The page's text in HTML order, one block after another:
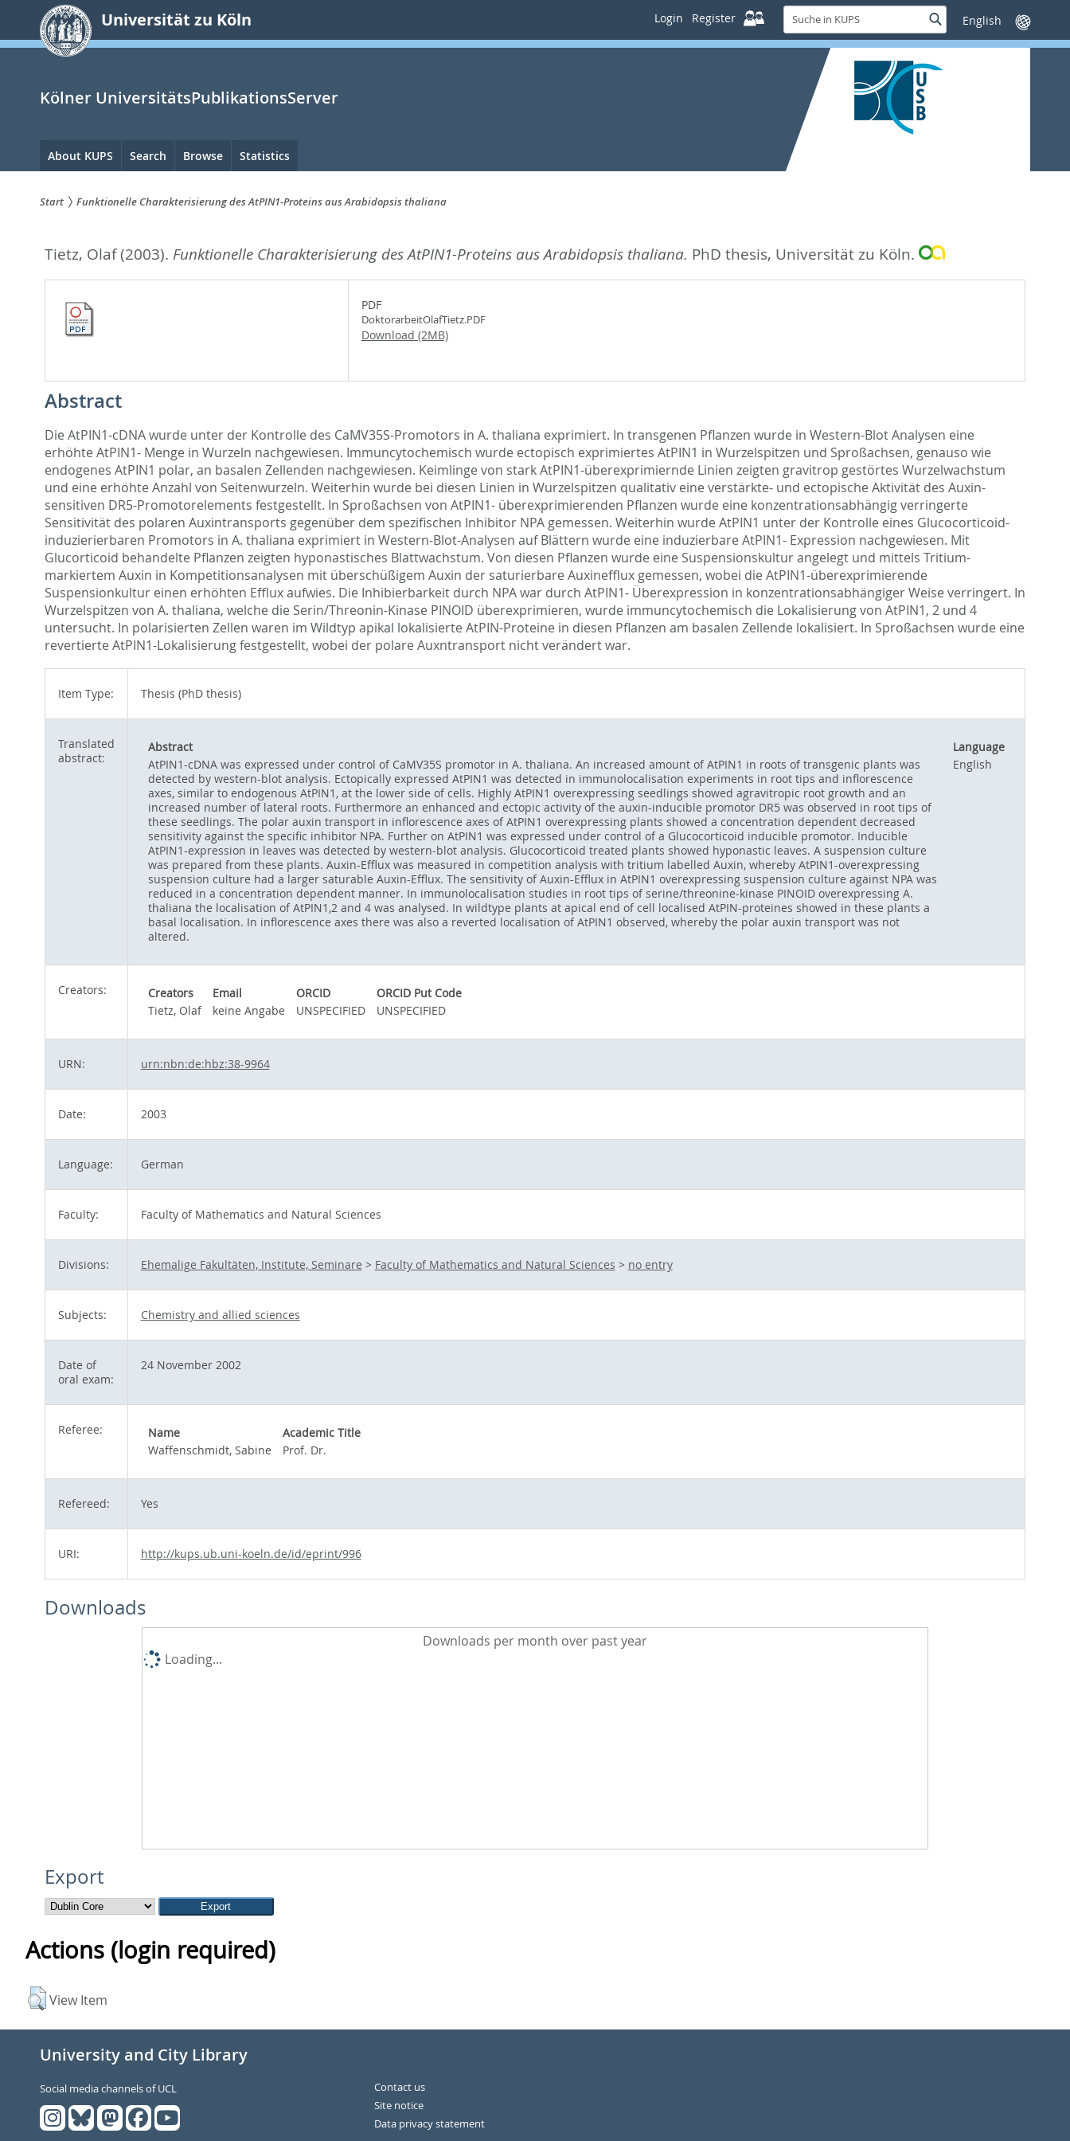
springen
Universität zu Köln Login Register
Suche
in
KUPS
SucheSprache
wechseln
Kölner UniversitätsPublikationsServer
Hauptnavigation
About KUPS Search Browse Statistics
sind
hier:
Start Funktionelle Charakterisierung des AtPIN1-Proteins aus Arabidopsis thaliana
Tietz, Olaf (2003). Funktionelle Charakterisierung des AtPIN1-Proteins aus Arabidopsis thaliana. PhD thesis, Universität zu Köln.
PDF
DoktorarbeitOlafTietz.PDF
Download (2MB)
Abstract
Die AtPIN1-cDNA wurde unter der Kontrolle des CaMV35S-Promotors in A. thaliana exprimiert. In transgenen Pflanzen wurde in Western-Blot Analysen eine
erhöhte AtPIN1- Menge in Wurzeln nachgewiesen. Immuncytochemisch wurde ectopisch exprimiertes AtPIN1 in Wurzelspitzen und Sproßachsen, genauso wie
endogenes AtPIN1 polar, an basalen Zellenden nachgewiesen. Keimlinge von stark AtPIN1-überexprimiernde Linien zeigten gravitrop gestörtes Wurzelwachstum
und eine erhöhte Anzahl von Seitenwurzeln. Weiterhin wurde bei diesen Linien in Wurzelspitzen qualitativ eine verstärkte- und ectopische Aktivität des Auxin-
sensitiven DR5-Promotorelements festgestellt. In Sproßachsen von AtPIN1- überexprimierenden Pflanzen wurde eine konzentrationsabhängig verringerte
Sensitivität des polaren Auxintransports gegenüber dem spezifischen Inhibitor NPA gemessen. Weiterhin wurde AtPIN1 unter der Kontrolle eines Glucocorticoid-
induzierierbaren Promotors in A. thaliana exprimiert in Western-Blot-Analysen auf Blättern wurde eine induzierbare AtPIN1- Expression nachgewiesen. Mit
Glucorticoid behandelte Pflanzen zeigten hyponastisches Blattwachstum. Von diesen Pflanzen wurde eine Suspensionskultur angelegt und mittels Tritium-
markiertem Auxin in Kompetitionsanalysen mit überschüßigem Auxin der saturierbare Auxinefflux gemessen, wobei die AtPIN1-überexprimierende
Suspensionkultur einen erhöhten Efflux aufwies. Die Inhibierbarkeit durch NPA war durch AtPIN1- Überexpression in konzentrationsabhängiger Weise verringert. In
Wurzelspitzen von A. thaliana, welche die Serin/Threonin-Kinase PINOID überexprimieren, wurde immuncytochemisch die Lokalisierung von AtPIN1, 2 und 4
untersucht. In polarisierten Zellen waren im Wildtyp apikal lokalisierte AtPIN-Proteine in diesen Pflanzen am basalen Zellende lokalisiert. In Sproßachsen wurde eine
revertierte AtPIN1-Lokalisierung festgestellt, wobei der polare Auxntransport nicht verändert war.
Item Type: Thesis (PhD thesis)
Translated
abstract:
Abstract
Language
AtPIN1-cDNA was expressed under control of CaMV35S promotor in A. thaliana. An increased amount of AtPIN1 in roots of transgenic plants was
detected by western-blot analysis. Ectopically expressed AtPIN1 was detected in immunolocalisation experiments in root tips and inflorescence
axes, similar to endogenous AtPIN1, at the lower side of cells. Highly AtPIN1 overexpressing seedlings showed agravitropic root growth and an
increased number of lateral roots. Furthermore an enhanced and ectopic activity of the auxin-inducible promotor DR5 was observed in root tips of
these seedlings. The polar auxin transport in inflorescence axes of AtPIN1 overexpressing plants showed a concentration dependent decreased
sensitivity against the specific inhibitor NPA. Further on AtPIN1 was expressed under control of a Glucocorticoid inducible promotor. Inducible
AtPIN1-expression in leaves was detected by western-blot analysis. Glucocorticoid treated plants showed hyponastic leaves. A suspension culture
was prepared from these plants. Auxin-Efflux was measured in competition analysis with tritium labelled Auxin, whereby AtPIN1-overexpressing
suspension culture had a larger saturable Auxin-Efflux. The sensitivity of Auxin-Efflux in AtPIN1 overexpressing suspension culture against NPA was
reduced in a concentration dependent manner. In immunolocalisation studies in root tips of serine/threonine-kinase PINOID overexpressing A.
thaliana the localisation of AtPIN1,2 and 4 was analysed. In wildtype plants at apical end of cell localised AtPIN-proteines showed in these plants a
basal localisation. In inflorescence axes there was also a reverted localisation of AtPIN1 observed, whereby the polar auxin transport was not
altered.
English
Creators: Creators Email ORCID
ORCID Put Code
Tietz, Olaf
keine Angabe UNSPECIFIED UNSPECIFIED
URN: urn:nbn:de:hbz:38-9964
Date: 2003
Language: German
Faculty: Faculty of Mathematics and Natural Sciences
Divisions: Ehemalige Fakultäten, Institute, Seminare > Faculty of Mathematics and Natural Sciences > no entry
Subjects: Chemistry and allied sciences
Date of
oral exam:
24 November 2002
Referee: Name
Academic Title
Waffenschmidt, Sabine
Prof. Dr.
Refereed: Yes
URI: http://kups.ub.uni-koeln.de/id/eprint/996
Downloads
Downloads per month over past year
Loading...
Export
Actions (login required)
View Item
University and City Library
Social media channels of UCL
Contact us
Site notice
Data privacy statement